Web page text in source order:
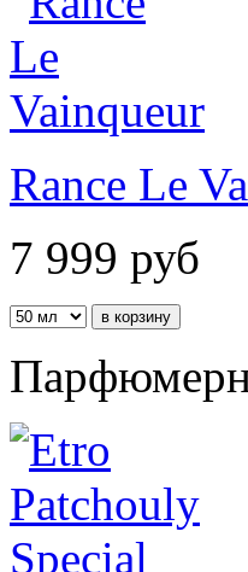
Rance Le
7 999 руб